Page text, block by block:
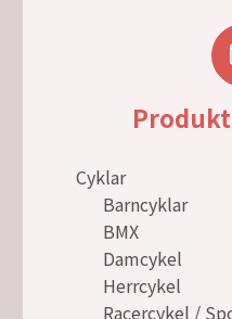
Cyklar
Barncyklar
BMX
Damcykel
Herrcykel
Racercykel /